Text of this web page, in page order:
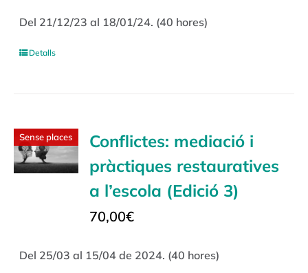
Del 21/12/23 al 18/01/24. (40 hores)
Detalls
Sense places
Conflictes: mediació i
pràctiques restauratives
a l’escola (Edició 3)
70,00€
Del 25/03 al 15/04 de 2024. (40 hores)